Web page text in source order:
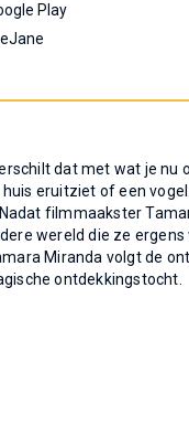
Play
dat met wat je nu
eruitziet of een
filmmaakster
wereld die ze
Miranda volgt de
ontdekkingstocht.